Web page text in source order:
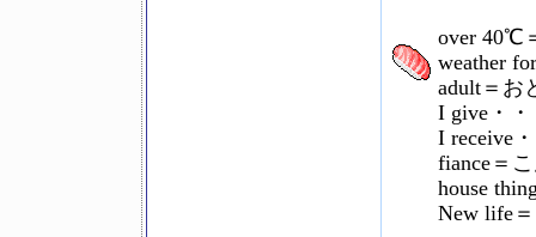
over 40℃
weather
adult＝お
I give・
I receive
fiance＝
house
New life